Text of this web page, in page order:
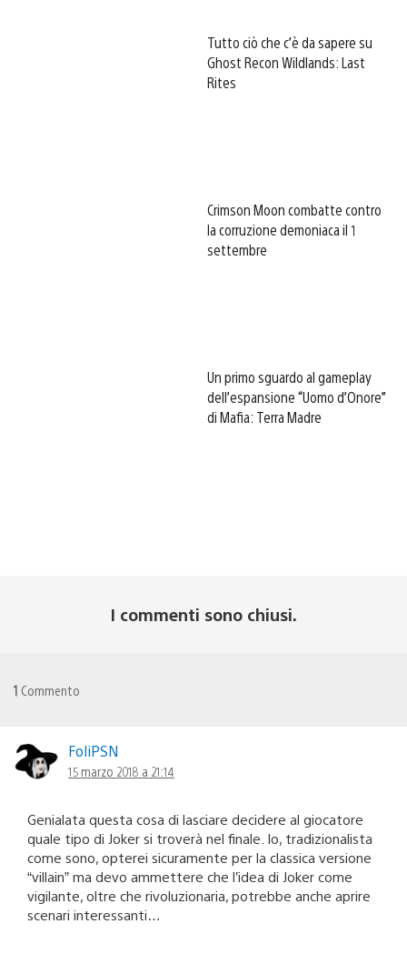
Tutto ciò che c’è da sapere su
Ghost Recon Wildlands: Last
Rites
Crimson Moon combatte contro
la corruzione demoniaca il 1
settembre
Un primo sguardo al gameplay
dell’espansione “Uomo d’Onore”
di Mafia: Terra Madre
I commenti sono chiusi.
1 Commento
FoliPSN
15 marzo 2018 a 21:14
Genialata questa cosa di lasciare decidere al giocatore
quale tipo di Joker si troverà nel finale. Io, tradizionalista
come sono, opterei sicuramente per la classica versione
“villain” ma devo ammettere che l’idea di Joker come
vigilante, oltre che rivoluzionaria, potrebbe anche aprire
scenari interessanti…